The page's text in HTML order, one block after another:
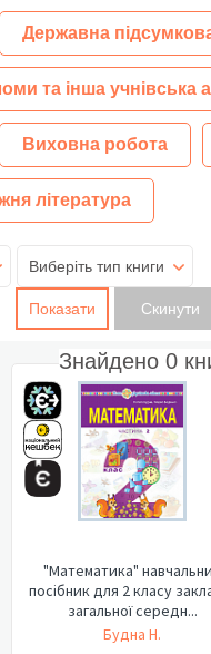
Державна
та інша учнівська
Виховна робота
література
Виберіть тип книги
Показати
Знайдено 0
"Математика"
посібник для 2 класу
загальної середн...
Будна Н.